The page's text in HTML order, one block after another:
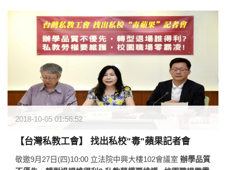
2018-10-05 01:56:52
【台灣私教工會】 找出私校"毒"蘋果記者會
敬邀9月27日(四)10:00 立法院中興大樓102會議室 辦學品質